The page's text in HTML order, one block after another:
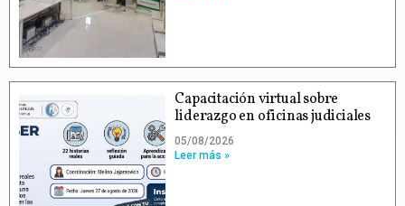
Capacitación virtual sobre
liderazgo en oficinas judiciales
05/08/2026
Leer más »